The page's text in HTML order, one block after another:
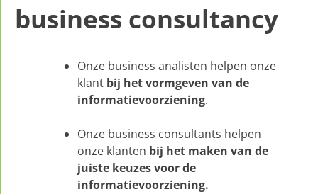
business consultancy
Onze business analisten helpen onze
klant bij het vormgeven van de
informatievoorziening.
Onze business consultants helpen
onze klanten bij het maken van de
juiste keuzesvoor de
informatievoorziening.